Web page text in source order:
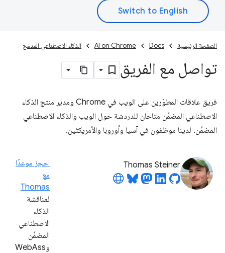
الصفحة الرئيسية Docs
AI on Chrome الذكاء الاصطناعي المدمَج
تواصل مع الفريق
فريق علاقات المطوّرين على الويب في Chrome ومدير منتج الذكاء
الاصطناعي المضمَّن متاحان للدردشة حول الويب والذكاء الاصطناعي
المضمَّن. لدينا موظفون في آسيا وأوروبا والأمريكتَين.
Thomas Steiner
احجز موعدًا
مع
Thomas
لمناقشة
الذكاء
الاصطناعي
المضمَّن
وWebAss